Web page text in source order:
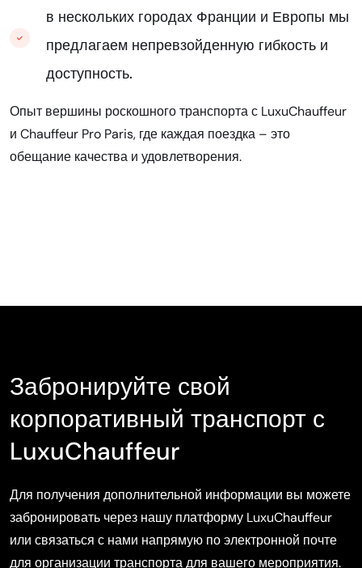
в нескольких городах Франции и Европы мы
предлагаем непревзойденную гибкость и
доступность.
Опыт вершины роскошного транспорта с LuxuChauffeur
и Chauffeur Pro Paris, где каждая поездка – это
обещание качества и удовлетворения.
Забронируйте свой
корпоративный транспорт с
LuxuChauffeur
Для получения дополнительной информации вы можете
забронировать через нашу платформу LuxuChauffeur
или связаться с нами напрямую по электронной почте
для организации транспорта для вашего мероприятия.